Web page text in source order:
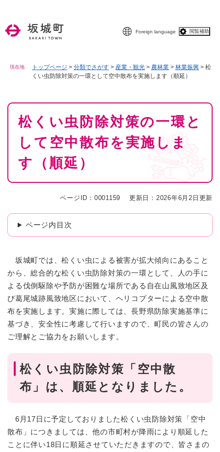
Foreign language 閲覧補助
現在地 トップページ > 分類でさがす > 産業・観光 > 農林業 > 林業振興 > 松
くい虫防除対策の一環として空中散布を実施します（順延）
本
松くい虫防除対策の一環と
して空中散布を実施しま
す（順延）
ページID：0001159 更新日：2026年6月2日更新
ページ内目次
坂城町では、松くい虫による被害が拡大傾向にあること
から、総合的な松くい虫防除対策の一環として、人の手に
よる伐倒駆除や予防が困難な場所である自在山風致地区及
び葛尾城跡風致地区において、ヘリコプターによる空中散
布を実施します。実施に際しては、長野県防除実施基準に
基づき、安全性に考慮して行いますので、町民の皆さんの
ご理解とご協力をお願いします。
松くい虫防除対策「空中散
布」は、順延となりました。
6月17日に予定しておりました松くい虫防除対策「空中
散布」につきましては、他の市町村が降雨により順延した
ことに伴い18日に順延させていただきますので、皆さまの